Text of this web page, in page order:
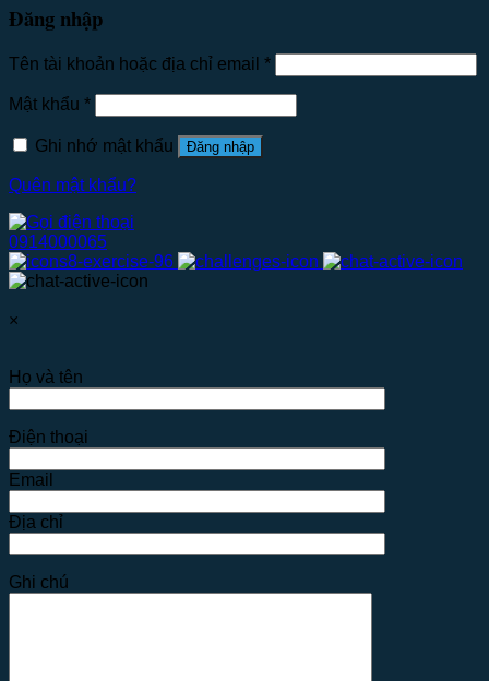
Đăng nhập
Tên tài khoản hoặc địa chỉ email *
Mật khẩu *
Ghi nhớ mật khẩu Đăng nhập
Quên mật khẩu?
0914000065
×
Họ và tên
Điện thoại
Email
Địa chỉ
Ghi chú